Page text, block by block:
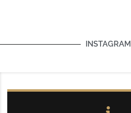
INSTAGRAM